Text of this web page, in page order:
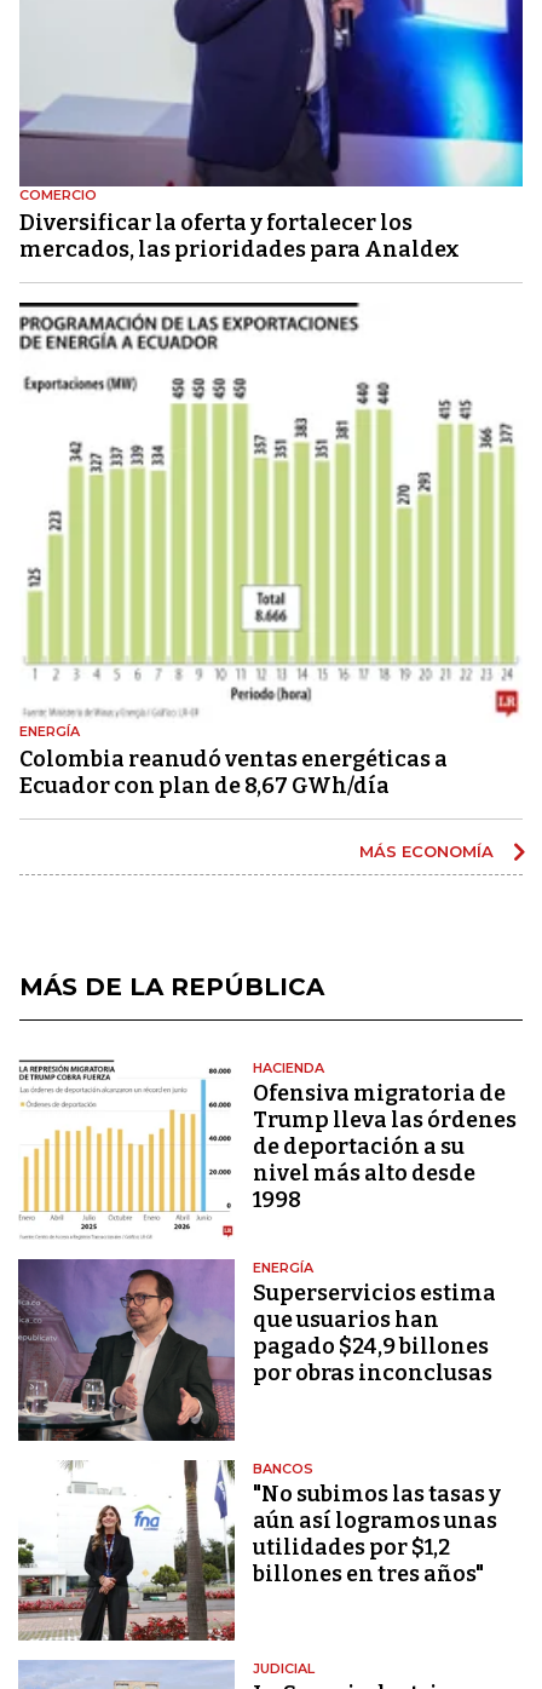
COMERCIO
Diversificar la oferta y fortalecer los
mercados, las prioridades para Analdex
ENERGÍA
Colombia reanudó ventas energéticas a
Ecuador con plan de 8,67 GWh/día
MÁS ECONOMÍA
MÁS DE LA REPÚBLICA
HACIENDA
Ofensiva migratoria de
Trump lleva las órdenes
de deportación a su
nivel más alto desde
1998
ENERGÍA
Superservicios estima
que usuarios han
pagado $24,9 billones
por obras inconclusas
BANCOS
"No subimos las tasas y
aún así logramos unas
utilidades por $1,2
billones en tres años"
JUDICIAL